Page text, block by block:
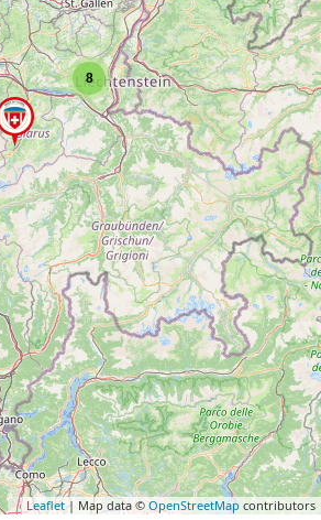
8
Leaflet| Map data ©OpenStreetMap contributors